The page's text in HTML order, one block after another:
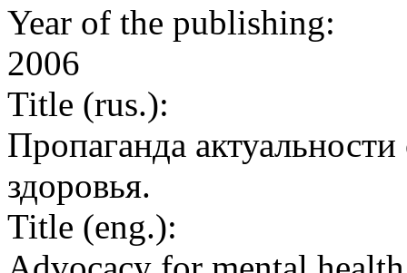
Year of the publishing:
2006
Title (rus.):
Пропаганда
здоровья.
Title (eng.):